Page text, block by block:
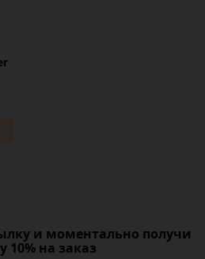
и моментально получи
10% на заказ